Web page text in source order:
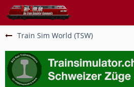
Train Sim World (TSW)